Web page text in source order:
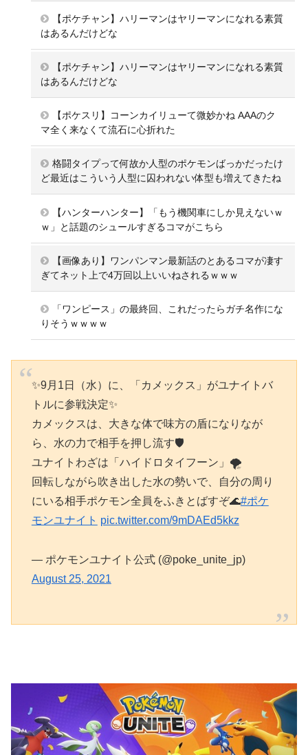
【ポケチャン】ハリーマンはヤリーマンになれる素質
はあるんだけどな
【ポケチャン】ハリーマンはヤリーマンになれる素質
はあるんだけどな
【ポケスリ】コーンカイリューて微妙かね AAAのク
マ全く来なくて流石に心折れた
格闘タイプって何故か人型のポケモンばっかだったけ
ど最近はこういう人型に囚われない体型も増えてきたね
【ハンターハンター】「もう機関車にしか見えないｗ
ｗ」と話題のシュールすぎるコマがこちら
【画像あり】ワンパンマン最新話のとあるコマが凄す
ぎてネット上で4万回以上いいねされるｗｗｗ
「ワンピース」の最終回、これだったらガチ名作にな
りそうｗｗｗｗ
✨9月1日（水）に、「カメックス」がユナイトバ
トルに参戦決定✨
カメックスは、大きな体で味方の盾になりなが
ら、水の力で相手を押し流す🛡
ユナイトわざは「ハイドロタイフーン」🌪
回転しながら吹き出した水の勢いで、自分の周り
にいる相手ポケモン全員をふきとばすぞ🌊#ポケ
モンユナイト pic.twitter.com/9mDAEd5kkz
— ポケモンユナイト公式 (@poke_unite_jp)
August 25, 2021